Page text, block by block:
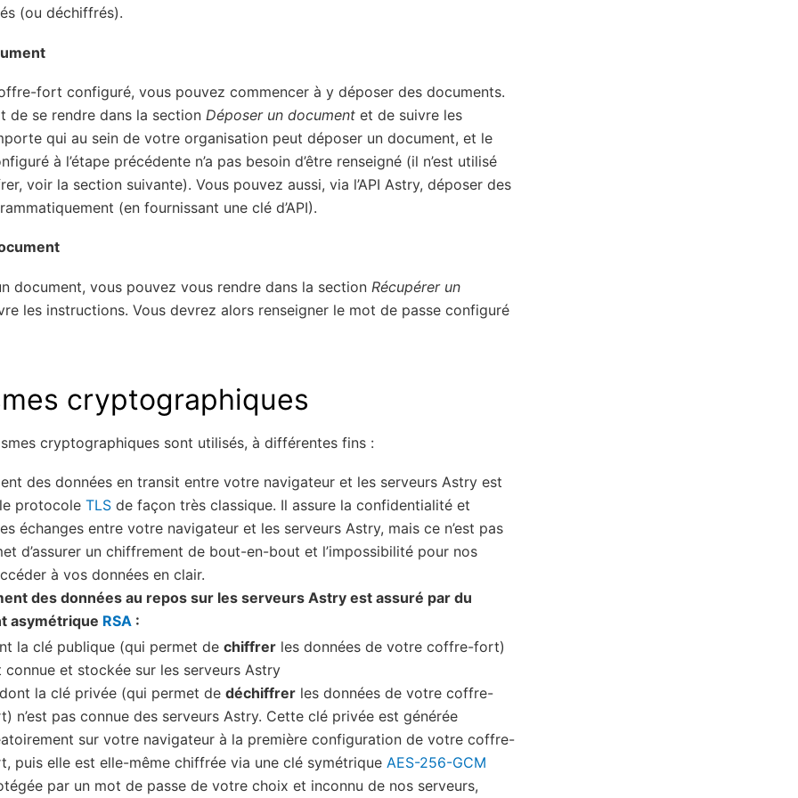
(ou déchiffrés).
fort configuré, vous pouvez commencer à y déposer des documents.
de se rendre dans la section Déposer un document et de suivre les
qui au sein de votre organisation peut déposer un document, et le
à l’étape précédente n’a pas besoin d’être renseigné (il n’est utilisé
voir la section suivante). Vous pouvez aussi, via l’API Astry, déposer des
(en fournissant une clé d’API).
document, vous pouvez vous rendre dans la section Récupérer un
les instructions. Vous devrez alors renseigner le mot de passe configuré
cryptographiques
cryptographiques sont utilisés, à différentes fins :
des données en transit entre votre navigateur et les serveurs Astry est
protocole TLS de façon très classique. Il assure la confidentialité et
échanges entre votre navigateur et les serveurs Astry, mais ce n’est pas
d’assurer un chiffrement de bout-en-bout et l’impossibilité pour nos
à vos données en clair.
des données au repos sur les serveurs Astry est assuré par du
asymétrique RSA :
la clé publique (qui permet de chiffrer les données de votre coffre-fort)
connue et stockée sur les serveurs Astry
la clé privée (qui permet de déchiffrer les données de votre coffre-
n’est pas connue des serveurs Astry. Cette clé privée est générée
sur votre navigateur à la première configuration de votre coffre-
puis elle est elle-même chiffrée via une clé symétrique AES-256-GCM
par un mot de passe de votre choix et inconnu de nos serveurs,